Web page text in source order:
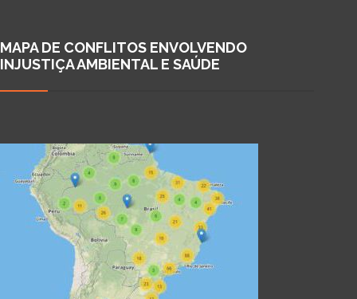
MAPA DE CONFLITOS ENVOLVENDO
INJUSTIÇA AMBIENTAL E SAÚDE